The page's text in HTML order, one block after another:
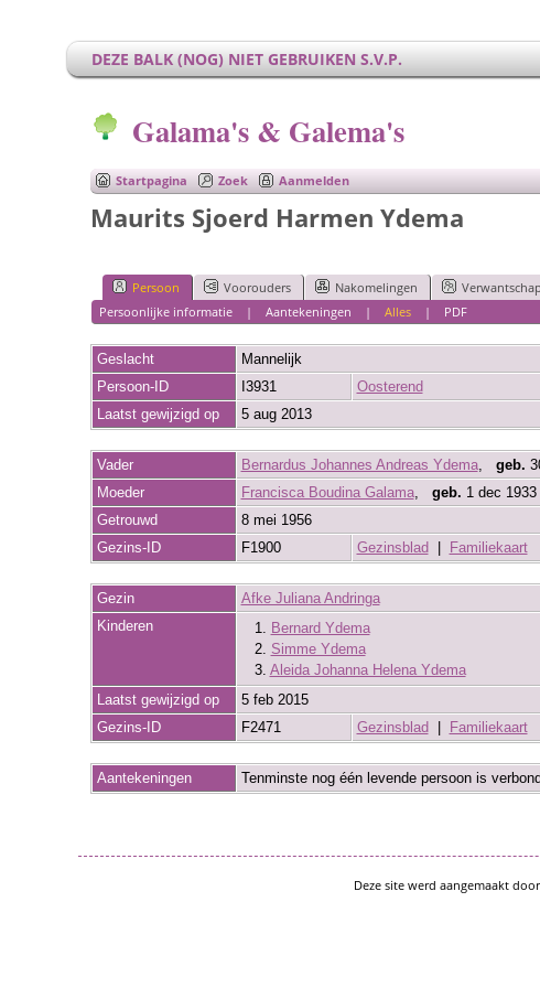
DEZE BALK (NOG) NIET GEBRUIKEN S.V.P.
Galama's & Galema's
Startpagina Zoek Aanmelden
Maurits Sjoerd Harmen Ydema
Persoon Voorouders Nakomelingen Verwantschap
Persoonlijke informatie |Aantekeningen |Alles | PDF
Geslacht
Mannelijk
Persoon-ID
I3931
Oosterend
Laatst gewijzigd op
5 aug 2013
Vader Bernardus Johannes Andreas Ydema, geb.
Moeder
Francisca Boudina Galama, geb. 1 dec
Getrouwd
8 mei 1956
Gezins-ID
F1900 Gezinsblad Familiekaart
Gezin
Afke Juliana Andringa
Kinderen
1. Bernard Ydema
2. Simme Ydema
3. Aleida Johanna Helena Ydema
Laatst gewijzigd op
5 feb 2015
Gezins-ID
F2471 Gezinsblad Familiekaart
Aantekeningen Tenminste nog één levende persoon is
Deze site werd aangemaakt door